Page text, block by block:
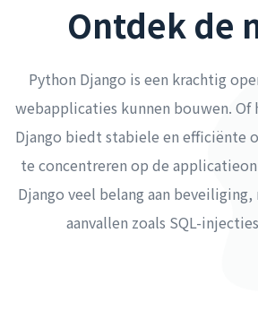
Ontdek de
Python Django is een krachtig
webapplicaties kunnen bouwen.
Django biedt stabiele en
te concentreren op de
Django veel belang aan
aanvallen zoals SQL-